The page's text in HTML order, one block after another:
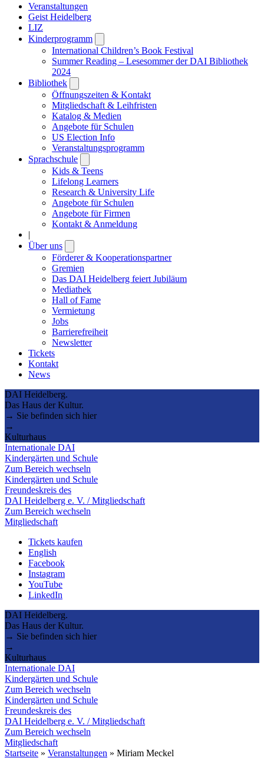
Veranstaltungen
Geist Heidelberg
LIZ
Kinderprogramm
submenu
International Children’s Book Festival
Summer Reading – Lesesommer der DAI Bibliothek
2024
Bibliothek
submenu
Öffnungszeiten & Kontakt
Mitgliedschaft & Leihfristen
Katalog & Medien
Angebote für Schulen
US Election Info
Veranstaltungsprogramm
Sprachschule
submenu
Kids & Teens
Lifelong Learners
Research & University Life
Angebote für Schulen
Angebote für Firmen
Kontakt & Anmeldung
|
Über uns
submenu
Förderer & Kooperationspartner
Gremien
Das DAI Heidelberg feiert Jubiläum
Mediathek
Hall of Fame
Vermietung
Jobs
Barrierefreiheit
Newsletter
Tickets
Kontakt
News
DAI Heidelberg.
Das Haus der Kultur.
→ Sie befinden sich hier
→
Kulturhaus
Internationale DAI
Kindergärten und Schule
Zum Bereich wechseln
Kindergärten und Schule
Freundeskreis des
DAI Heidelberg e. V. / Mitgliedschaft
Zum Bereich wechseln
Mitgliedschaft
Tickets kaufen
English
Facebook
Instagram
YouTube
LinkedIn
DAI Heidelberg.
Das Haus der Kultur.
→ Sie befinden sich hier
→
Kulturhaus
Internationale DAI
Kindergärten und Schule
Zum Bereich wechseln
Kindergärten und Schule
Freundeskreis des
DAI Heidelberg e. V. / Mitgliedschaft
Zum Bereich wechseln
Mitgliedschaft
Startseite » Veranstaltungen » Miriam Meckel